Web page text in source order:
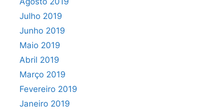
Julho 2019
Junho 2019
Maio 2019
Abril 2019
Março 2019
Fevereiro 2019
Janeiro 2019